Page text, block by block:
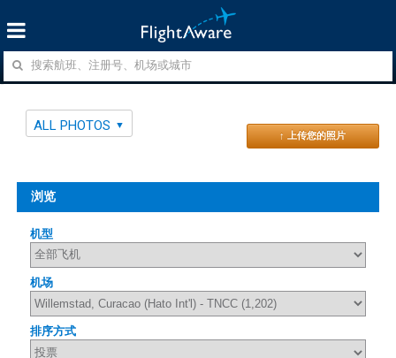
ALL PHOTOS
↑ 上传您的照片
浏览
机型
机场
排序方式